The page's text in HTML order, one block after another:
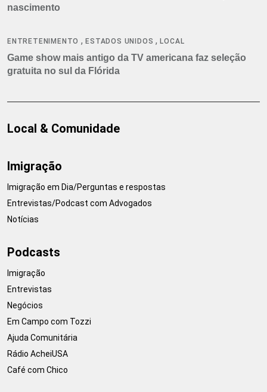
nascimento
ENTRETENIMENTO ,ESTADOS UNIDOS ,LOCAL
Game show mais antigo da TV americana faz seleção
gratuita no sul da Flórida
Local & Comunidade
Imigração
Imigração em Dia/Perguntas e respostas
Entrevistas/Podcast com Advogados
Notícias
Podcasts
Imigração
Entrevistas
Negócios
Em Campo com Tozzi
Ajuda Comunitária
Rádio AcheiUSA
Café com Chico